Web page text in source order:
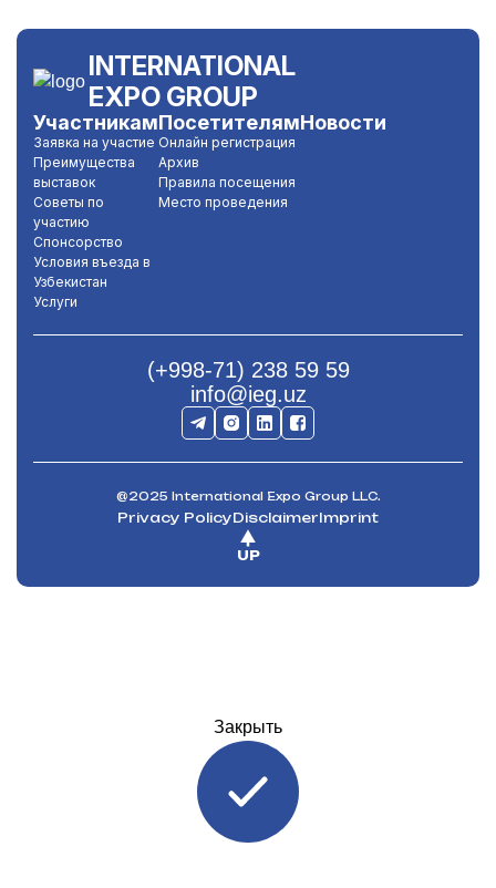
INTERNATIONAL
EXPO GROUP
Участникам
Заявка на участие
Преимущества
выставок
Советы по
участию
Спонсорство
Условия въезда в
Узбекистан
Услуги
Посетителям
Онлайн регистрация
Архив
Правила посещения
Место проведения
Новости
(+998-71) 238 59 59
info@ieg.uz
@2025 International Expo Group LLC.
Privacy PolicyDisclaimerImprint
UP
Закрыть